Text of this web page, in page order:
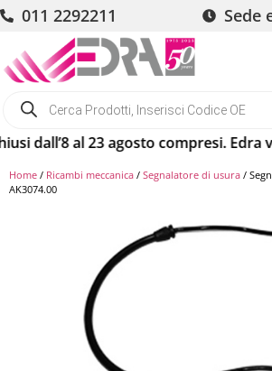
011 2292211 Sede
dall’8 al 23 agosto compresi. Edra
Home / Ricambi meccanica / Segnalatore di usura /
AK3074.00